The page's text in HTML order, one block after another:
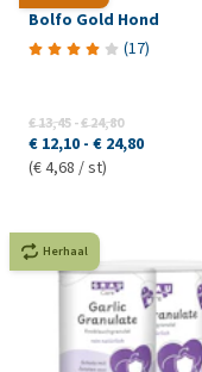
Bolfo Gold Hond
(17)
€ 13,45-€ 24,80
€ 12,10 - € 24,80
(€ 4,68 / st)
Herhaal